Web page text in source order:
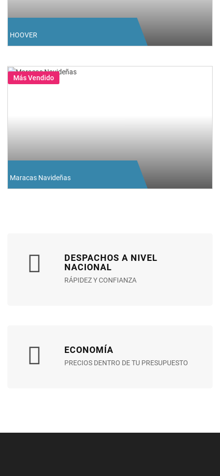
HOOVER
Más Vendido
Maracas Navideñas
DESPACHOS A NIVEL
NACIONAL
RÁPIDEZ Y CONFIANZA
ECONOMÍA
PRECIOS DENTRO DE TU PRESUPUESTO